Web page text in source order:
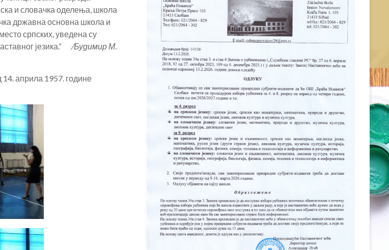
и словачка оделења, школа
државна основна школа и
српских, уведена су
језика.“ /Будимир М.
априла 1957. године